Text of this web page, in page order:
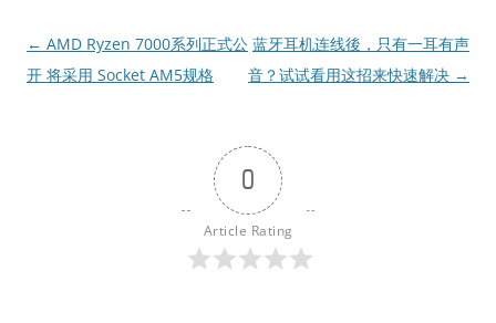
文
章
← AMD Ryzen 7000系列正式公
开 将采用 Socket AM5规格
蓝牙耳机连线後，只有一耳有声
音？试试看用这招来快速解决 →
0
Article Rating